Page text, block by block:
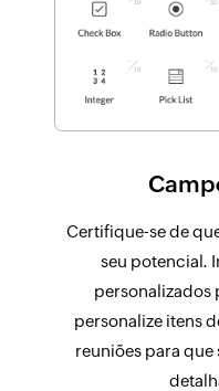
Certifique-se de
seu potencial.
personalizados
personalize itens
reuniões para que